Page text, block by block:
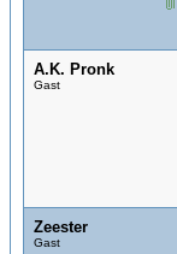
A.K. Pronk
Gast
Zeester
Gast